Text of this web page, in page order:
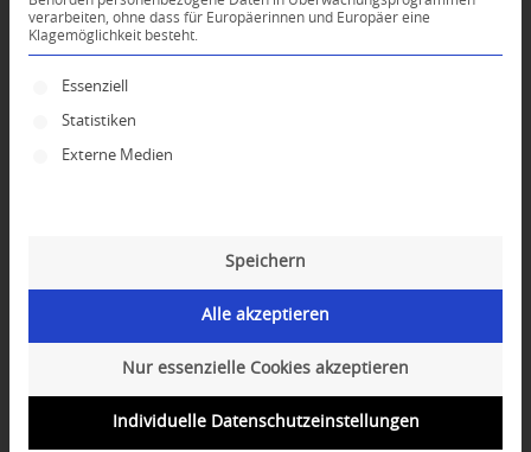
E-Mail-Adresse*
verarbeiten, ohne dass für Europäerinnen und Europäer eine
Klagemöglichkeit besteht.
Es folgt eine Liste der Service-Gruppen, für die
Essenziell
Statistiken
Externe Medien
Speichern
Alle akzeptieren
Nur essenzielle Cookies akzeptieren
Individuelle Datenschutzeinstellungen